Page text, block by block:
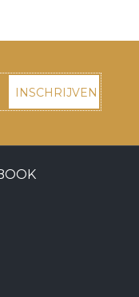
INSCHRIJVEN